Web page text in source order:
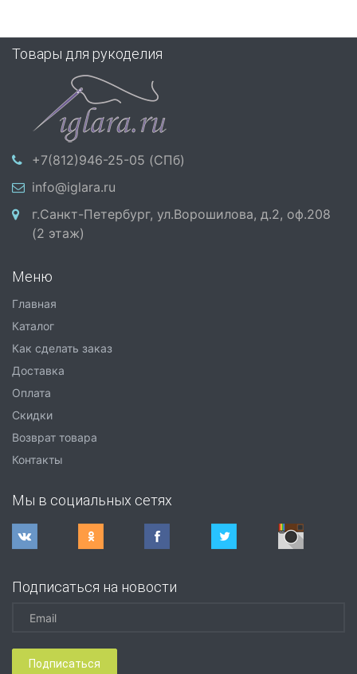
Товары для рукоделия
+7(812)946-25-05 (СПб)
info@iglara.ru
г.Санкт-Петербург, ул.Ворошилова, д.2, оф.208
(2 этаж)
Меню
Главная
Каталог
Как сделать заказ
Доставка
Оплата
Скидки
Возврат товара
Контакты
Мы в социальных сетях
Подписаться на новости
Подписаться